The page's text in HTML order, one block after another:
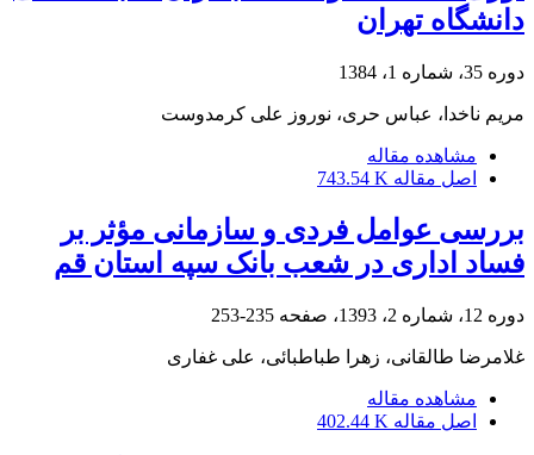
دانشگاه تهران
دوره 35، شماره 1، 1384
مریم ناخدا، عباس حری، نوروز علی کرمدوست
مشاهده مقاله
اصل مقاله 743.54 K
بررسی عوامل فردی و سازمانی مؤثر بر
فساد اداری در شعب بانک سپه استان قم
دوره 12، شماره 2، 1393، صفحه 235-253
غلامرضا طالقانی، زهرا طباطبائی، علی غفاری
مشاهده مقاله
اصل مقاله 402.44 K